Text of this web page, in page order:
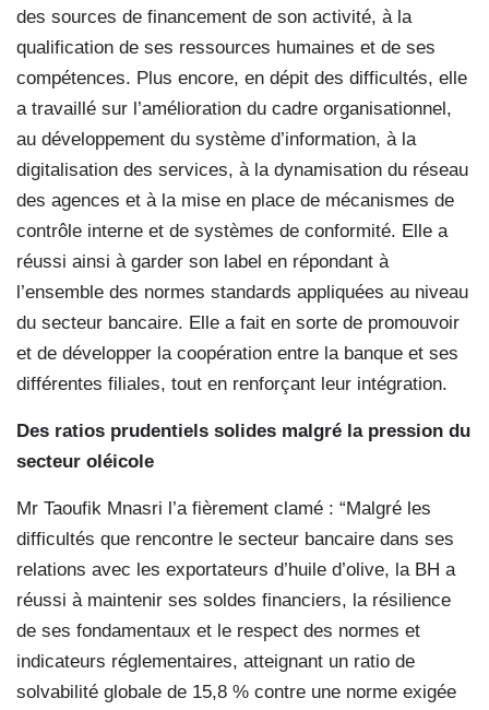
des sources de financement de son activité, à la
qualification de ses ressources humaines et de ses
compétences. Plus encore, en dépit des difficultés, elle
a travaillé sur l’amélioration du cadre organisationnel,
au développement du système d’information, à la
digitalisation des services, à la dynamisation du réseau
des agences et à la mise en place de mécanismes de
contrôle interne et de systèmes de conformité. Elle a
réussi ainsi à garder son label en répondant à
l’ensemble des normes standards appliquées au niveau
du secteur bancaire. Elle a fait en sorte de promouvoir
et de développer la coopération entre la banque et ses
différentes filiales, tout en renforçant leur intégration.
Des ratios prudentiels solides malgré la pression du
secteur oléicole
Mr Taoufik Mnasri l’a fièrement clamé : “Malgré les
difficultés que rencontre le secteur bancaire dans ses
relations avec les exportateurs d’huile d’olive, la BH a
réussi à maintenir ses soldes financiers, la résilience
de ses fondamentaux et le respect des normes et
indicateurs réglementaires, atteignant un ratio de
solvabilité globale de 15,8 % contre une norme exigée